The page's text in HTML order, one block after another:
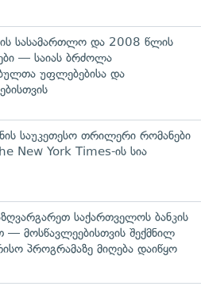
სასამართლო და 2008 წლის
— საიას ბრძოლა
უფლებებისა და
საუკეთესო თრილერი რომანები
New York Times-ის სია
საქართველოს ბანკის
— მოსწავლეებისთვის შექმნილ
პროგრამაზე მიღება დაიწყო